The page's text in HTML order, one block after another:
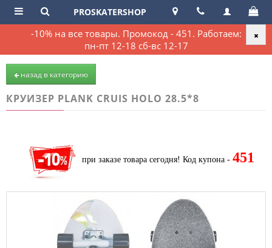
-10% на все товары. Промокод - 451. Работаем:
пн-пт 12-18 сб-вс 12-17
PROSKATERSHOP
назад в категорию
КРУИЗЕР PLANK CRUIS HOLO 28.5*8
при заказе товара сегодня! Код купона - 451